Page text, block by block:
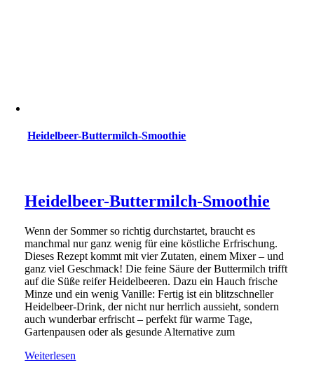
Heidelbeer-Buttermilch-Smoothie
Heidelbeer-Buttermilch-Smoothie
Wenn der Sommer so richtig durchstartet, braucht es
manchmal nur ganz wenig für eine köstliche Erfrischung.
Dieses Rezept kommt mit vier Zutaten, einem Mixer – und
ganz viel Geschmack! Die feine Säure der Buttermilch trifft
auf die Süße reifer Heidelbeeren. Dazu ein Hauch frische
Minze und ein wenig Vanille: Fertig ist ein blitzschneller
Heidelbeer-Drink, der nicht nur herrlich aussieht, sondern
auch wunderbar erfrischt – perfekt für warme Tage,
Gartenpausen oder als gesunde Alternative zum
Weiterlesen